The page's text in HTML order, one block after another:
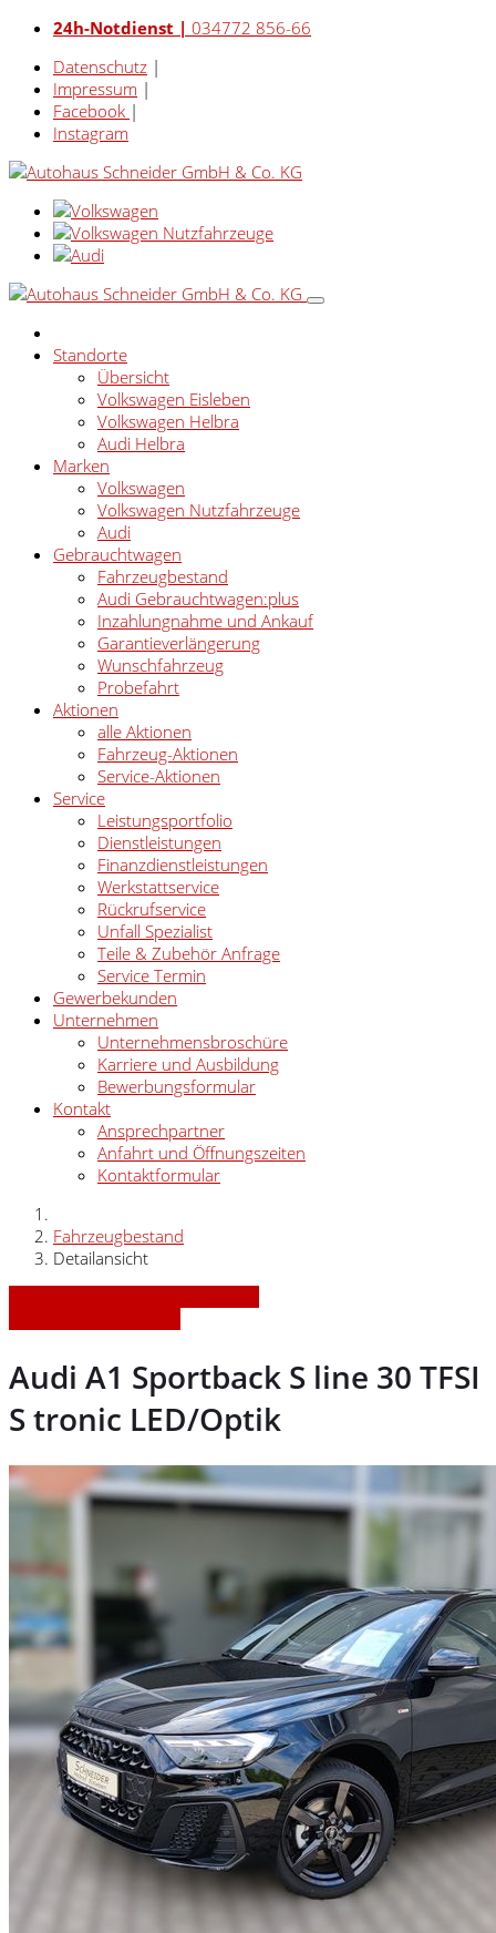
24h-Notdienst | 034772 856-66
Datenschutz |
Impressum |
Facebook |
Instagram
Standorte
Übersicht
Volkswagen Eisleben
Volkswagen Helbra
Audi Helbra
Marken
Volkswagen
Volkswagen Nutzfahrzeuge
Audi
Gebrauchtwagen
Fahrzeugbestand
Audi Gebrauchtwagen:plus
Inzahlungnahme und Ankauf
Garantieverlängerung
Wunschfahrzeug
Probefahrt
Aktionen
alle Aktionen
Fahrzeug-Aktionen
Service-Aktionen
Service
Leistungsportfolio
Dienstleistungen
Finanzdienstleistungen
Werkstattservice
Rückrufservice
Unfall Spezialist
Teile & Zubehör Anfrage
Service Termin
Gewerbekunden
Unternehmen
Unternehmensbroschüre
Karriere und Ausbildung
Bewerbungsformular
Kontakt
Ansprechpartner
Anfahrt und Öffnungszeiten
Kontaktformular
Fahrzeugbestand
Detailansicht
Audi A1 Sportback S line 30 TFSI
S tronic LED/Optik